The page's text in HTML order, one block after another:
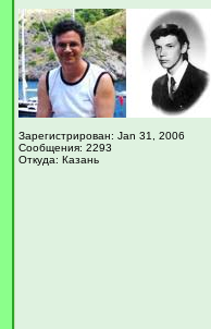
Зарегистрирован: Jan 31, 2006
Сообщения: 2293
Откуда: Казань